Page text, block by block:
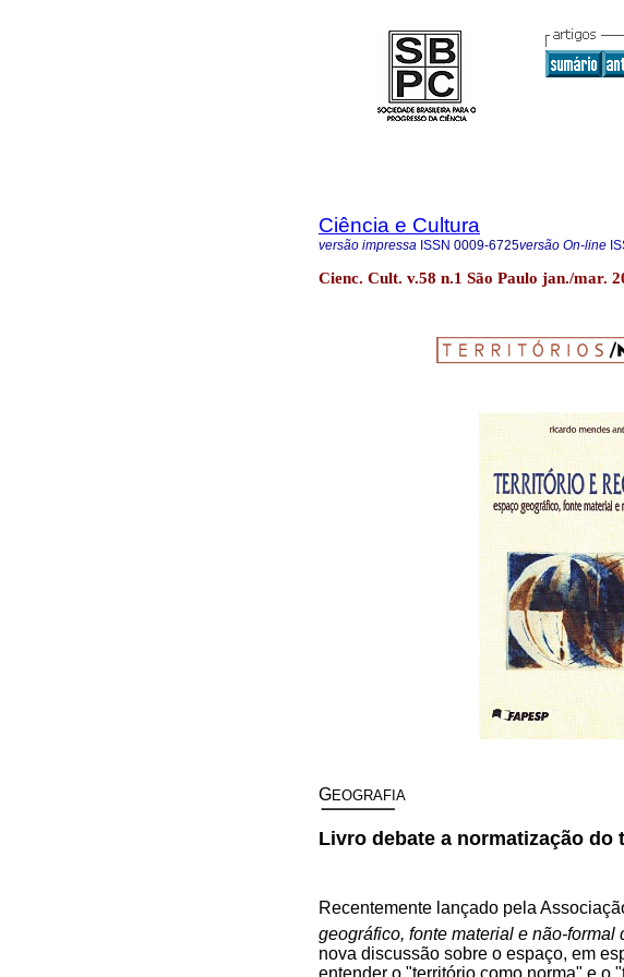
Ciência e Cultura
versão impressa ISSN 0009-6725versão On-line
Cienc. Cult. v.58 n.1 São Paulo jan./mar.
GEOGRAFIA
Livro debate a normatização do
Recentemente lançado pela
geográfico, fonte material e não-formal
nova discussão sobre o espaço, em